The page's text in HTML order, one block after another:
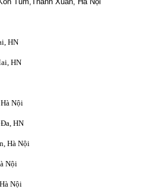
HN
HN
Nội
HN
Hà Nội
Nội
Nội